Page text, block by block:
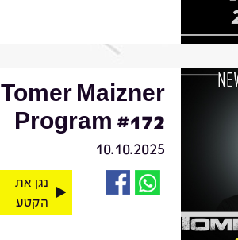
Tomer Maizner
Program #172
10.10.2025
נגן את
הקטע